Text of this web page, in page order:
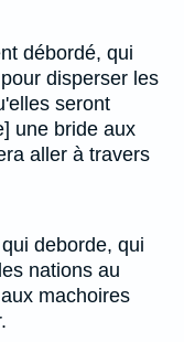
débordé, qui
disperser les
seront
une bride aux
aller à travers
deborde, qui
nations au
machoires